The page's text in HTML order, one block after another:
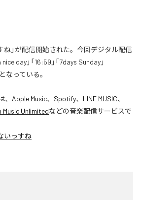
ね」が配信開始された。今回デジタル配信
day」「16:59」「7days Sunday」
なっている。
、 Apple Music、 Spotify、 LINE MUSIC、
Music Unlimitedなどの音楽配信サービスで
いっすね